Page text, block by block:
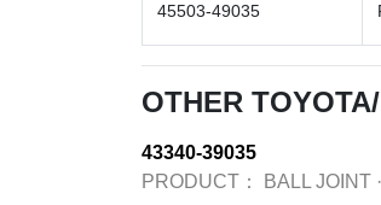
45503-49035
OTHER
43340-39035
PRODUCT：
BALL JOINT ·